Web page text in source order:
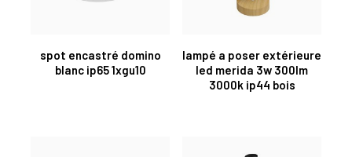
spot encastré domino
blanc ip65 1xgu10
lampé a poser extérieure
led merida 3w 300lm
3000k ip44 bois